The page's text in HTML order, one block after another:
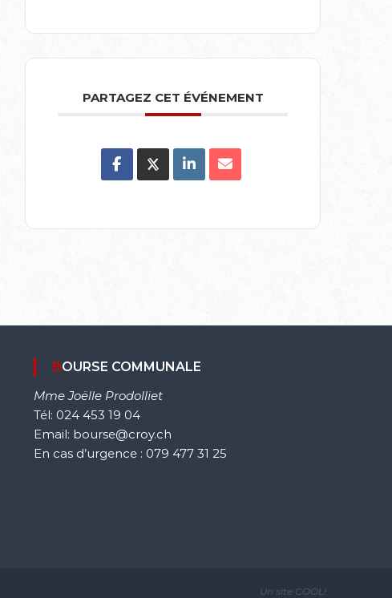
PARTAGEZ CET ÉVÉNEMENT
BOURSE COMMUNALE
Mme Joëlle Prodolliet
Tél: 024 453 19 04
Email: bourse@croy.ch
En cas d’urgence : 079 477 31 25
Un site COOL!